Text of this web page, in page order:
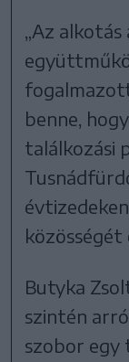
„Az
benne,
találkozási
közösségét
Butyka
szintén
szobor egy